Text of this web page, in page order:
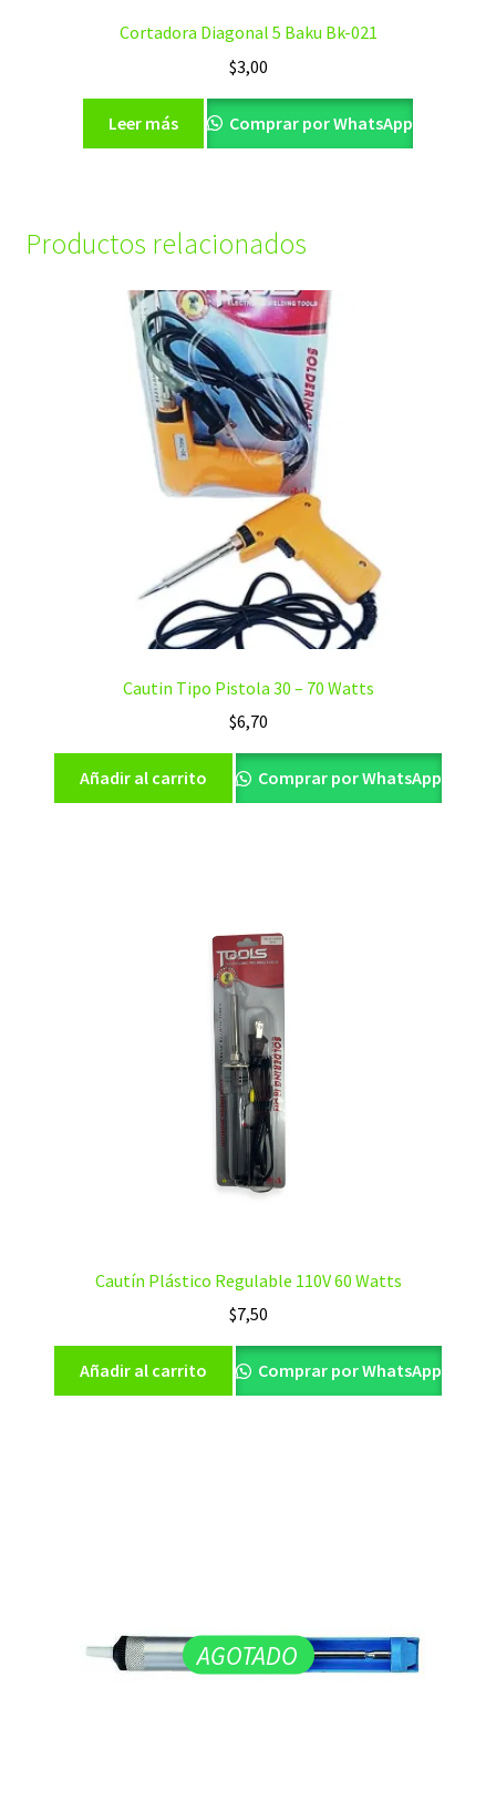
Cortadora Diagonal 5 Baku Bk-021
$3,00
Leer más Comprar por WhatsApp
Productos relacionados
Cautin Tipo Pistola 30 – 70 Watts
$6,70
Añadir al carrito Comprar por WhatsApp
Cautín Plástico Regulable 110V 60 Watts
$7,50
Añadir al carrito Comprar por WhatsApp
AGOTADO